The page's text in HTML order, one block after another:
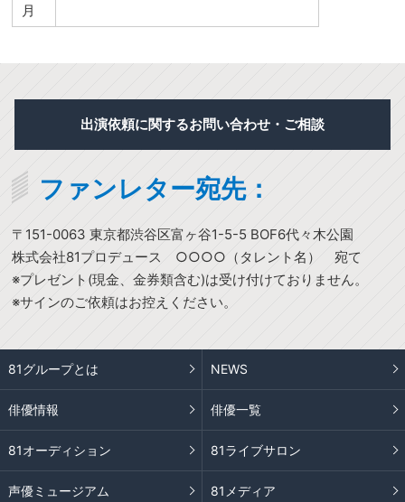
月
出演依頼に関するお問い合わせ・ご相談
ファンレター宛先：
〒151-0063 東京都渋谷区富ヶ谷1-5-5 BOF6代々木公園
株式会社81プロデュース ○○○○（タレント名） 宛て
※プレゼント(現金、金券類含む)は受け付けておりません。
※サインのご依頼はお控えください。
81グループとは NEWS
俳優情報 俳優一覧
81オーディション 81ライブサロン
声優ミュージアム 81メディア